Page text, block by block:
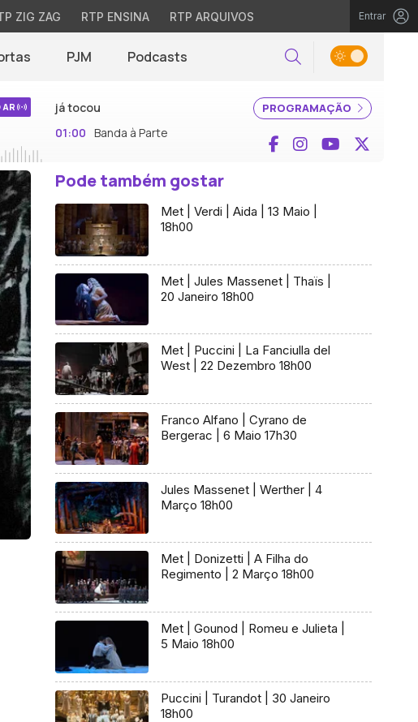
ZIG ZAG RTP ENSINA RTP ARQUIVOS Entrar
PJM Podcasts Pesquisar
AR PROGRAMAÇÃO
já tocou
01:00 Banda à Parte Facebook
InstagramYouTube
Pode também gostar
Met | Verdi | Aida | 13 Maio |
18h00
Met | Jules Massenet | Thaïs |
20 Janeiro 18h00
Met | Puccini | La Fanciulla del
West | 22 Dezembro 18h00
Franco Alfano | Cyrano de
Bergerac | 6 Maio 17h30
Jules Massenet | Werther | 4
Março 18h00
Met | Donizetti | A Filha do
Regimento | 2 Março 18h00
Met | Gounod | Romeu e Julieta |
5 Maio 18h00
Puccini | Turandot | 30 Janeiro
18h00